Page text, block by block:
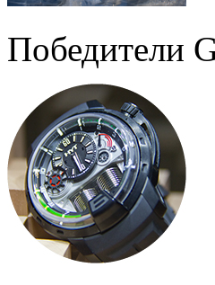
Победители